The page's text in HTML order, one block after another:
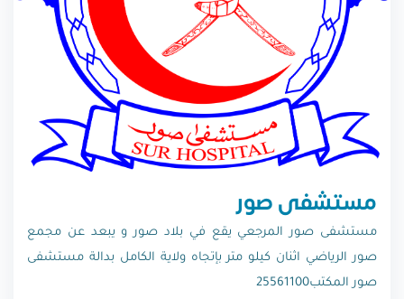
مستشفى صور
مستشفى صور المرجعي يقع في بلاد صور و يبعد عن مجمع
صور الرياضي اثنان كيلو متر بإتجاه ولاية الكامل بدالة مستشفى
صور المكتب25561100